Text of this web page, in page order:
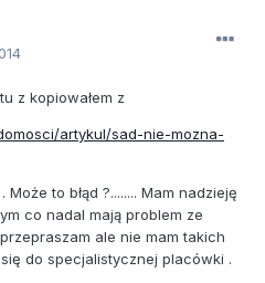
z kopiowałem z
artykul/sad-nie-mozna-
to błąd ?........ Mam nadzieję
co nadal mają problem ze
ale nie mam takich
do specjalistycznej placówki .